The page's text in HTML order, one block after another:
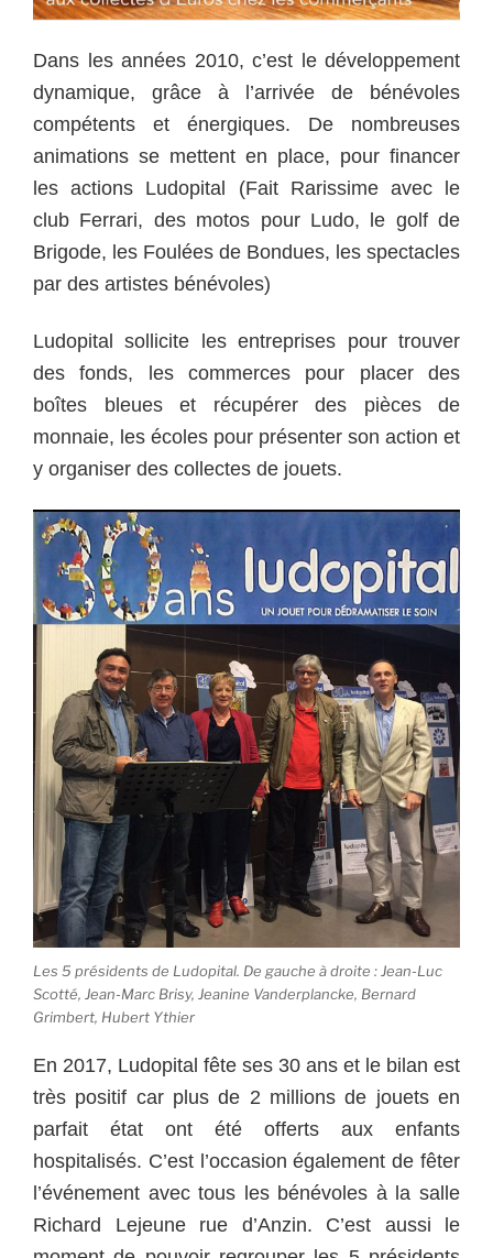
Dans les années 2010, c’est le développement
dynamique, grâce à l’arrivée de bénévoles
compétents et énergiques. De nombreuses
animations se mettent en place, pour financer
les actions Ludopital (Fait Rarissime avec le
club Ferrari, des motos pour Ludo, le golf de
Brigode, les Foulées de Bondues, les spectacles
par des artistes bénévoles)
Ludopital sollicite les entreprises pour trouver
des fonds, les commerces pour placer des
boîtes bleues et récupérer des pièces de
monnaie, les écoles pour présenter son action et
y organiser des collectes de jouets.
Les 5 présidents de Ludopital. De gauche à droite : Jean-Luc
Scotté, Jean-Marc Brisy, Jeanine Vanderplancke, Bernard
Grimbert, Hubert Ythier
En 2017, Ludopital fête ses 30 ans et le bilan est
très positif car plus de 2 millions de jouets en
parfait état ont été offerts aux enfants
hospitalisés. C’est l’occasion également de fêter
l’événement avec tous les bénévoles à la salle
Richard Lejeune rue d’Anzin. C’est aussi le